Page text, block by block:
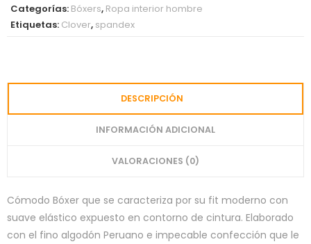
Categorías: Bóxers, Ropa interior hombre
Etiquetas: Clover, spandex
DESCRIPCIÓN
INFORMACIÓN ADICIONAL
VALORACIONES (0)
Cómodo Bóxer que se caracteriza por su fit moderno con
suave elástico expuesto en contorno de cintura. Elaborado
con el fino algodón Peruano e impecable confección que le